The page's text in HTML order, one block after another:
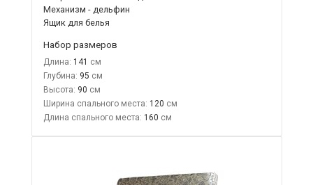
Механизм - дельфин
Ящик для белья
Набор размеров
Длина: 141
Глубина: 95
Высота: 90
Ширина спального места: 120
Длина спального места: 160